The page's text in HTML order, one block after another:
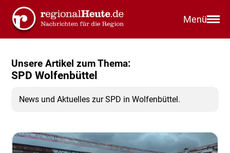
Menü
Unsere Artikel zum Thema:
SPD Wolfenbüttel
News und Aktuelles zur SPD in Wolfenbüttel.